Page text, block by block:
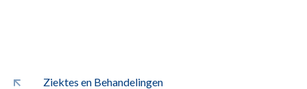
Ziektes en Behandelingen